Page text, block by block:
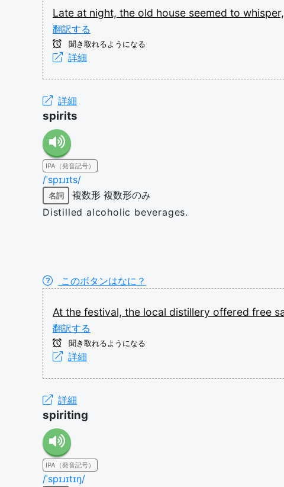
Late at night, the old house seemed to whisper,
翻訳する
聞き取れるようになる
詳細
詳細
spirits
IPA（発音記号）
/ˈspɪɹɪts/
名詞 複数形 複数形のみ
Distilled alcoholic beverages.
このボタンはなに？
At the festival, the local distillery offered free
翻訳する
聞き取れるようになる
詳細
詳細
spiriting
IPA（発音記号）
/ˈspɪɹɪtɪŋ/